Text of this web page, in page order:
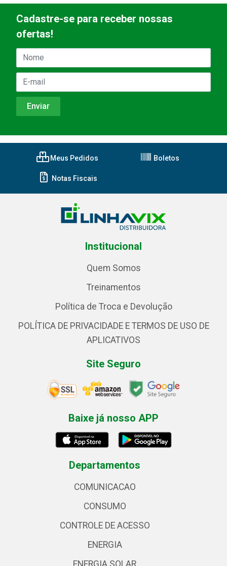
Cadastre-se para receber nossas
ofertas!
Meus Pedidos Boletos
Notas Fiscais
Institucional
Quem Somos
Treinamentos
Política de Troca e Devolução
POLÍTICA DE PRIVACIDADE E TERMOS DE USO DE
APLICATIVOS
Site Seguro
Baixe já nosso APP
Departamentos
COMUNICACAO
CONSUMO
CONTROLE DE ACESSO
ENERGIA
ENERGIA SOLAR